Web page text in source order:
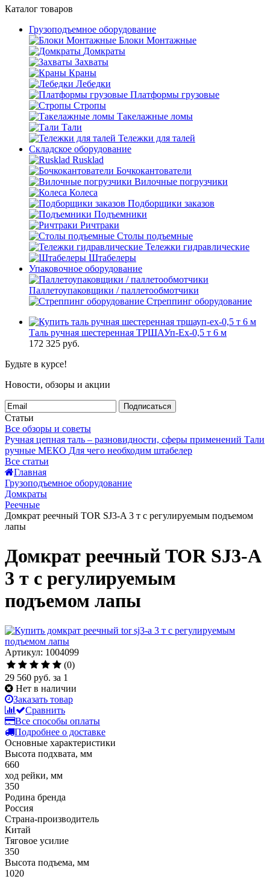
Каталог товаров
Грузоподъемное оборудование
Блоки Монтажные
Домкраты
Захваты
Краны
Лебедки
Платформы грузовые
Стропы
Такелажные ломы
Тали
Тележки для талей
Складское оборудование
Rusklad
Бочкокантователи
Вилочные погрузчики
Колеса
Подборщики заказов
Подъемники
Ричтраки
Столы подъемные
Тележки гидравлические
Штабелеры
Упаковочное оборудование
Паллетоупаковщики / паллетообмотчики
Стреппинг оборудование
Таль ручная шестеренная ТРШАУп-Ех-0,5 т 6 м
172 325 руб.
Будьте в курсе!
Новости, обзоры и акции
Подписаться
Статьи
Все обзоры и советы
Ручная цепная таль – разновидности, сферы применений Тали
ручные МЕКО Для чего необходим штабелер
Все статьи
Главная
Грузоподъемное оборудование
Домкраты
Реечные
Домкрат реечный TOR SJ3-A 3 т c регулируемым подъемом
лапы
Домкрат реечный TOR SJ3-A
3 т c регулируемым
подъемом лапы
Артикул: 1004099
(0)
29 560 руб. за 1
Нет в наличии
Заказать товар
Сравнить
Все способы оплаты
Подробнее о доставке
Основные характеристики
Высота подхвата, мм
660
ход рейки, мм
350
Родина бренда
Россия
Страна-производитель
Китай
Тяговое усилие
350
Высота подъема, мм
1020